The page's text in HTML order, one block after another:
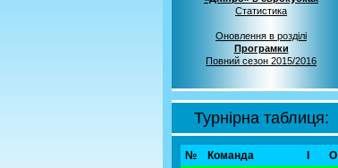
Статистика
Оновлення в розділі
Програмки
Повний сезон 2015/2016
Турнірна таблиця:
№ Команда
О